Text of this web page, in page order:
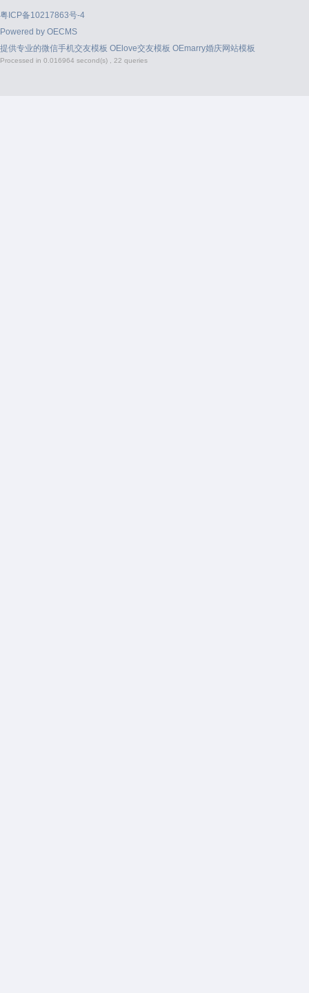
粤ICP备10217863号-4
Powered by OECMS
提供专业的微信手机交友模板 OElove交友模板 OEmarry婚庆网站模板
Processed in 0.016964 second(s) , 22 queries